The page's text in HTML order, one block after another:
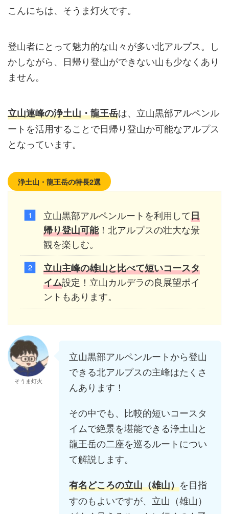
こんにちは、そうま灯火です。
登山者にとって魅力的な山々が多い北アルプス。し
かしながら、日帰り登山ができない山も少なくあり
ません。
立山連峰の浄土山・龍王岳は、立山黒部アルペンル
ートを活用することで日帰り登山か可能なアルプス
となっています。
浄土山・龍王岳の特長2選
立山黒部アルペンルートを利用して日
帰り登山可能！北アルプスの壮大な景
観を楽しむ。
立山主峰の雄山と比べて短いコースタ
イム設定！立山カルデラの良展望ポイ
ントもあります。
そうま灯火
立山黒部アルペンルートから登山
できる北アルプスの主峰はたくさ
んあります！
その中でも、比較的短いコースタ
イムで絶景を堪能できる浄土山と
龍王岳の二座を巡るルートについ
て解説します。
有名どころの立山（雄山）を目指
すのもよいですが、立山（雄山）